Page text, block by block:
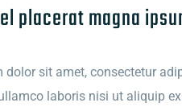
placerat magna
dolor sit amet, consectetur
laboris nisi ut aliquip